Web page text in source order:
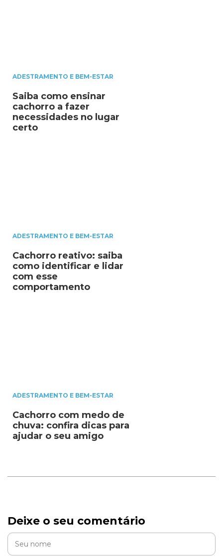
ADESTRAMENTO E BEM-ESTAR
Saiba como ensinar
cachorro a fazer
necessidades no lugar
certo
ADESTRAMENTO E BEM-ESTAR
Cachorro reativo: saiba
como identificar e lidar
com esse
comportamento
ADESTRAMENTO E BEM-ESTAR
Cachorro com medo de
chuva: confira dicas para
ajudar o seu amigo
Deixe o seu comentário